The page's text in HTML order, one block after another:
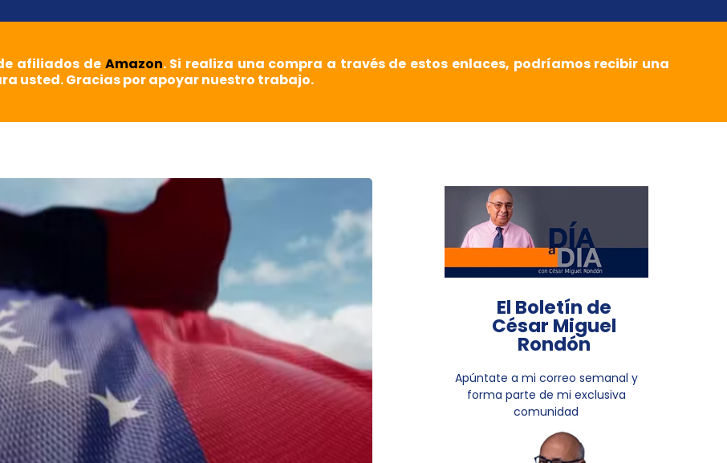
afiliados de Amazon. Si realiza una compra a través de estos enlaces, podríamos recibir una
usted. Gracias por apoyar nuestro trabajo.
El Boletín de
César Miguel
Rondón
Apúntate a mi correo semanal y
forma parte de mi exclusiva
comunidad